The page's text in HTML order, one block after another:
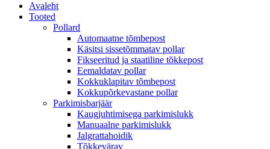
Avaleht
Tooted
Pollard
Automaatne tõmbepost
Käsitsi sissetõmmatav pollar
Fikseeritud ja staatiline tõkkepost
Eemaldatav pollar
Kokkuklapitav tõmbepost
Kokkupõrkevastane pollar
Parkimisbarjäär
Kaugjuhtimisega parkimislukk
Manuaalne parkimislukk
Jalgrattahoidik
Tõkkevärav